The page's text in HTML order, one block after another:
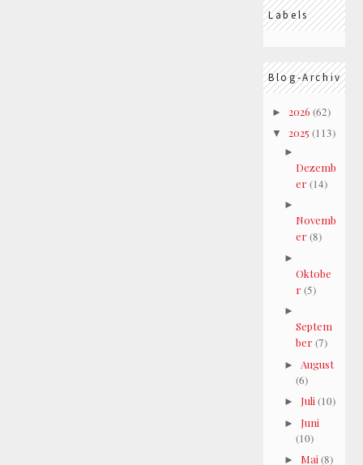
Labels
Blog-Archiv
► 2026 (62)
▼ 2025 (113)
►
Dezemb
er(14)
►
Novemb
er(8)
►
Oktobe
r(5)
►
Septem
ber(7)
► August
(6)
► Juli (10)
► Juni
(10)
► Mai (8)